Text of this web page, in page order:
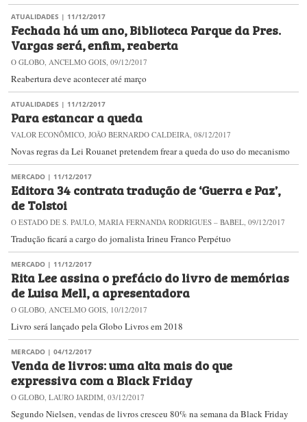
ATUALIDADES | 11/12/2017
Fechada há um ano, Biblioteca Parque da Pres.
Vargas será, enfim, reaberta
O GLOBO, ANCELMO GOIS, 09/12/2017
Reabertura deve acontecer até março
ATUALIDADES | 11/12/2017
Para estancar a queda
VALOR ECONÔMICO, JOÃO BERNARDO CALDEIRA, 08/12/2017
Novas regras da Lei Rouanet pretendem frear a queda do uso do mecanismo
MERCADO | 11/12/2017
Editora 34 contrata tradução de ‘Guerra e Paz’,
de Tolstoi
O ESTADO DE S. PAULO, MARIA FERNANDA RODRIGUES – BABEL, 09/12/2017
Tradução ficará a cargo do jornalista Irineu Franco Perpétuo
MERCADO | 11/12/2017
Rita Lee assina o prefácio do livro de memórias
de Luisa Mell, a apresentadora
O GLOBO, ANCELMO GOIS, 10/12/2017
Livro será lançado pela Globo Livros em 2018
MERCADO | 04/12/2017
Venda de livros: uma alta mais do que
expressiva com a Black Friday
O GLOBO, LAURO JARDIM, 03/12/2017
Segundo Nielsen, vendas de livros cresceu 80% na semana da Black Friday